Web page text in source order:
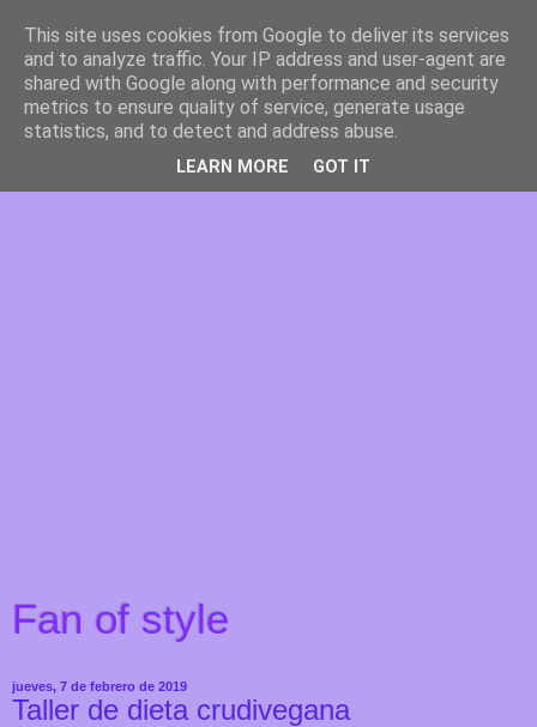
Fan of style
jueves, 7 de febrero de 2019
Taller de dieta crudivegana
This site uses cookies from Google to deliver its services
and to analyze traffic. Your IP address and user-agent are
shared with Google along with performance and security
metrics to ensure quality of service, generate usage
statistics, and to detect and address abuse.
LEARN MORE GOT IT